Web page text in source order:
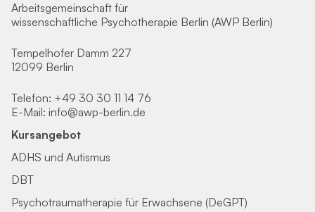
Arbeitsgemeinschaft für
wissenschaftliche Psychotherapie Berlin (AWP Berlin)
Tempelhofer Damm 227
12099 Berlin
Telefon: +49 30 30 11 14 76
E-Mail: info@awp-berlin.de
Kursangebot
ADHS und Autismus
DBT
Psychotraumatherapie für Erwachsene (DeGPT)